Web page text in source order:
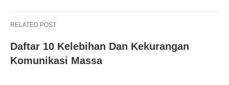
RELATED POST
Daftar 10 Kelebihan Dan Kekurangan
Komunikasi Massa